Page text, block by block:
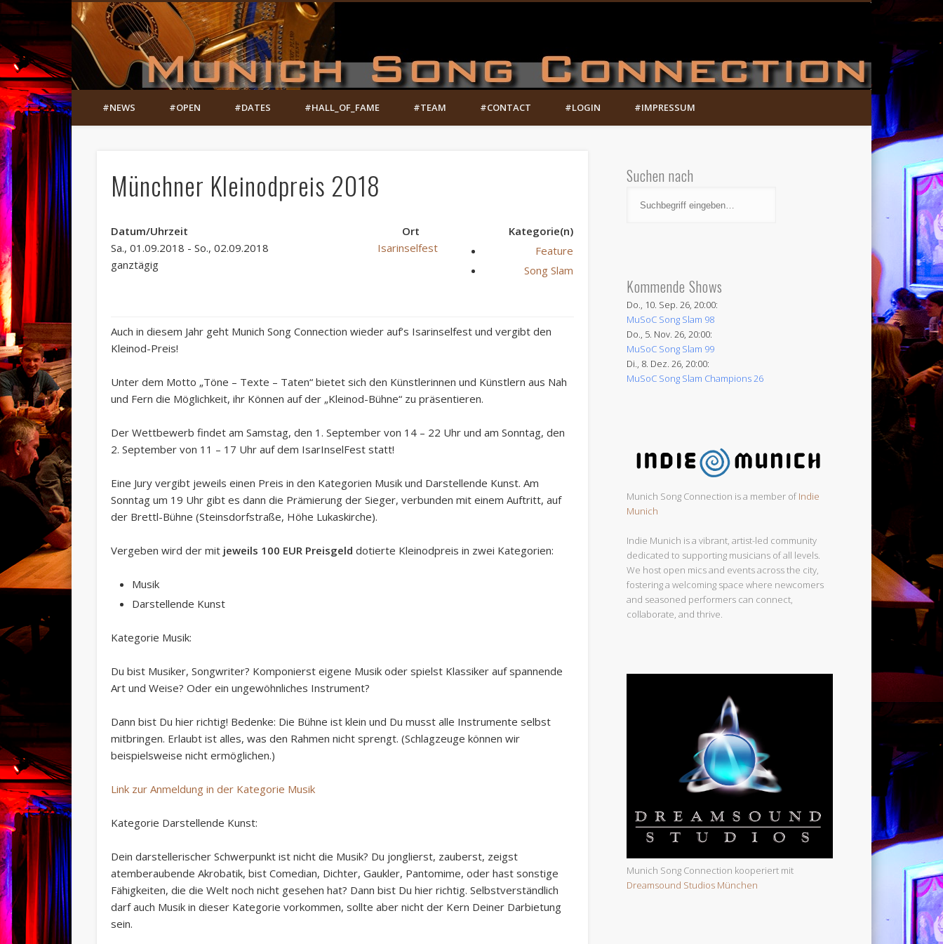
#NEWS #OPEN #DATES #HALL_OF_FAME #TEAM #CONTACT #LOGIN #IMPRESSUM
Münchner Kleinodpreis 2018
Datum/Uhrzeit
Sa., 01.09.2018 - So., 02.09.2018
ganztägig
Ort
Isarinselfest
Kategorie(n)
Feature
Song Slam
Auch in diesem Jahr geht Munich Song Connection wieder auf’s Isarinselfest und vergibt den
Kleinod-Preis!
Unter dem Motto „Töne – Texte – Taten“ bietet sich den Künstlerinnen und Künstlern aus Nah
und Fern die Möglichkeit, ihr Können auf der „Kleinod-Bühne“ zu präsentieren.
Der Wettbewerb findet am Samstag, den 1. September von 14 – 22 Uhr und am Sonntag, den
2. September von 11 – 17 Uhr auf dem IsarInselFest statt!
Eine Jury vergibt jeweils einen Preis in den Kategorien Musik und Darstellende Kunst. Am
Sonntag um 19 Uhr gibt es dann die Prämierung der Sieger, verbunden mit einem Auftritt, auf
der Brettl-Bühne (Steinsdorfstraße, Höhe Lukaskirche).
Vergeben wird der mit jeweils 100 EUR Preisgeld dotierte Kleinodpreis in zwei Kategorien:
Musik
Darstellende Kunst
Kategorie Musik:
Du bist Musiker, Songwriter? Komponierst eigene Musik oder spielst Klassiker auf spannende
Art und Weise? Oder ein ungewöhnliches Instrument?
Dann bist Du hier richtig! Bedenke: Die Bühne ist klein und Du musst alle Instrumente selbst
mitbringen. Erlaubt ist alles, was den Rahmen nicht sprengt. (Schlagzeuge können wir
beispielsweise nicht ermöglichen.)
Link zur Anmeldung in der Kategorie Musik
Kategorie Darstellende Kunst:
Dein darstellerischer Schwerpunkt ist nicht die Musik? Du jonglierst, zauberst, zeigst
atemberaubende Akrobatik, bist Comedian, Dichter, Gaukler, Pantomime, oder hast sonstige
Fähigkeiten, die die Welt noch nicht gesehen hat? Dann bist Du hier richtig. Selbstverständlich
darf auch Musik in dieser Kategorie vorkommen, sollte aber nicht der Kern Deiner Darbietung
sein.
Suchen nach
Kommende Shows
Do., 10. Sep. 26, 20:00:
MuSoC Song Slam 98
Do., 5. Nov. 26, 20:00:
MuSoC Song Slam 99
Di., 8. Dez. 26, 20:00:
MuSoC Song Slam Champions 26
Munich Song Connection is a member ofIndie
Munich
Indie Munich is a vibrant, artist-led community
dedicated to supporting musicians of all levels.
We host open mics and events across the city,
fostering a welcoming space where newcomers
and seasoned performers can connect,
collaborate, and thrive.
Munich Song Connection kooperiert mit
Dreamsound Studios München